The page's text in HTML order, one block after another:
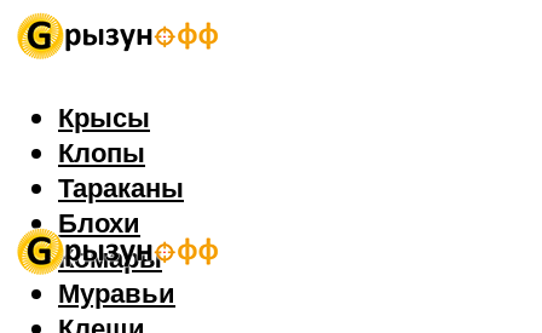
Крысы
Клопы
Тараканы
Блохи
Комары
Муравьи